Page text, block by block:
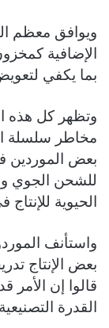
ويوافق معظم
الإضافية
بما يكفي
وتظهر كل هذه
مخاطر سلسلة
بعض الموردين
للشحن الجوي
الحيوية
واستأنف
بعض الإنتاج
قالوا إن
القدرة